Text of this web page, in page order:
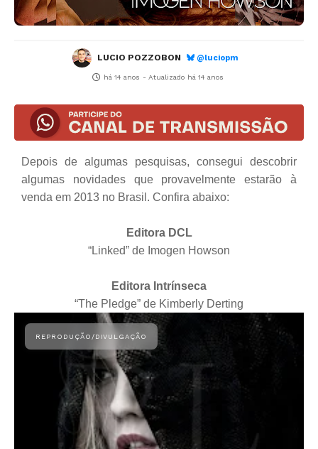
LUCIO POZZOBON @luciopm
há 14 anos - Atualizado há 14 anos
Depois de algumas pesquisas, consegui descobrir
algumas novidades que provavelmente estarão à
venda em 2013 no Brasil. Confira abaixo:
Editora DCL
“Linked” de Imogen Howson
Editora Intrínseca
“The Pledge” de Kimberly Derting